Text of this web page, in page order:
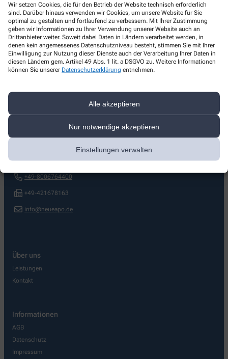
Wir setzen Cookies, die für den Betrieb der Website technisch erforderlich
sind. Darüber hinaus verwenden wir Cookies, um unsere Website für Sie
optimal zu gestalten und fortlaufend zu verbessern. Mit Ihrer Zustimmung
geben wir Informationen zu Ihrer Verwendung unserer Website auch an
Drittanbieter weiter. Soweit dabei Daten in Ländern verarbeitet werden, in
denen kein angemessenes Datenschutzniveau besteht, stimmen Sie mit Ihrer
Einwilligung zur Nutzung dieser Dienste auch der Verarbeitung Ihrer Daten in
diesen Ländern gem. Artikel 49 Abs. 1 lit. a DSGVO zu. Weitere Informationen
können Sie unserer Datenschutzerklärung entnehmen.
Alle akzeptieren
Nur notwendige akzeptieren
Einstellungen verwalten
Hello world!
Welcome to WordPress on Azure Sites. This is your first
post. Edit or delete it, then start writing!
Mehr lesen
Neue Apotheke
+49-8006764400
+49-421678163
info@neueapo.de
Über uns
Leistungen
Kontakt
Informationen
AGB
Datenschutz
Impressum